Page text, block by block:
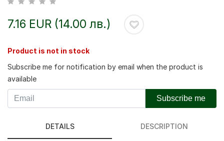
7.16 EUR (14.00 лв.)
Product is not in stock
Subscribe me for notification by email when the product is
available
Subscribe me
DETAILS DESCRIPTION